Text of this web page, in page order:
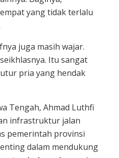
yang tidak terlalu
juga masih wajar.
Itu sangat
pria yang hendak
Tengah, Ahmad Luthfi
infrastruktur jalan
pemerintah provinsi
dalam mendukung